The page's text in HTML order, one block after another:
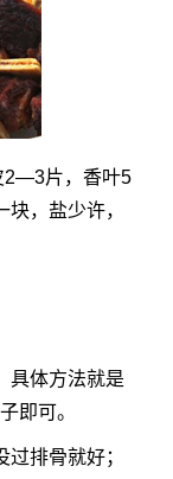
2—3片，香叶5
，盐少许，
具体方法就是
即可。
排骨就好；